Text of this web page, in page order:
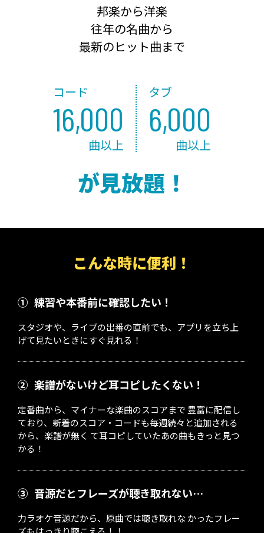
邦楽から洋楽
往年の名曲から
最新のヒット曲まで
コード
16,000
曲以上
タブ
6,000
曲以上
が見放題！
こんな時に便利！
① 練習や本番前に確認したい！
スタジオや、ライブの出番の直前でも、アプリを立ち上
げて見たいときにすぐ見れる！
② 楽譜がないけど耳コピしたくない！
定番曲から、マイナーな楽曲のスコアまで 豊富に配信し
ており、新着のスコア・コードも毎週続々と追加される
から、楽譜が無く て耳コピしていたあの曲もきっと見つ
かる！
③ 音源だとフレーズが聴き取れない…
力ラオケ音源だから、原曲では聴き取れな かったフレー